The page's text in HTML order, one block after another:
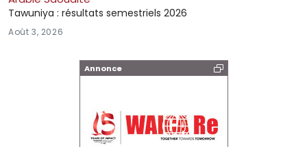
Annonce
Tawuniya : résultats semestriels 2026
Août 3, 2026